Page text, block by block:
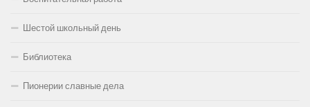
Шестой школьный день
Библиотека
Пионерии славные дела